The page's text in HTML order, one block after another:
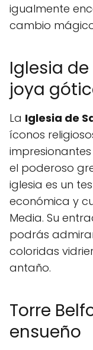
igualmente
cambio
Iglesia
joya
La Iglesia de
íconos
el poderoso
iglesia es un
económica y
Media. Su
podrás
coloridas
antaño.
Torre
ensueño